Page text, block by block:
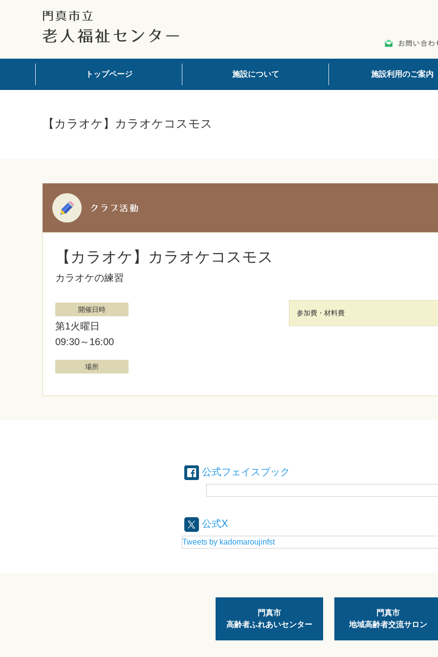
トップページ 施設について 施設利用のご案内
【カラオケ】カラオケコスモス
【カラオケ】カラオケコスモス
カラオケの練習
開催日時
第1火曜日
09:30～16:00
場所
参加費・材料費
公式フェイスブック
公式X
Tweets by kadomaroujinfst
門真市
高齢者ふれあいセンター
門真市
地域高齢者交流サロン